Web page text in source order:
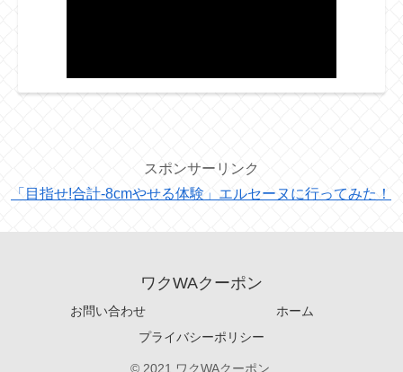
スポンサーリンク
「目指せ!合計-8cmやせる体験」エルセーヌに行ってみた！
ワクWAクーポン
お問い合わせ
ホーム
プライバシーポリシー
© 2021 ワクWAクーポン.